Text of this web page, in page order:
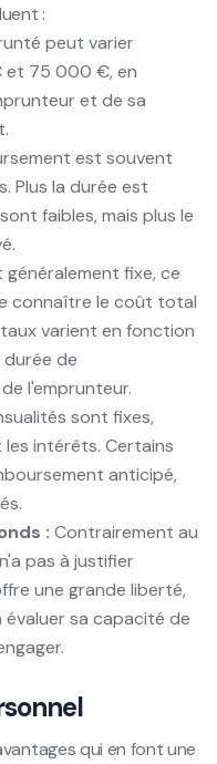
:
peut varier
et 75 000 €, en
et de sa
est souvent
Plus la durée est
faibles, mais plus le
généralement fixe, ce
connaître le coût total
varient en fonction
de
l'emprunteur.
sont fixes,
intérêts. Certains
anticipé,
: Contrairement au
pas à justifier
une grande liberté,
sa capacité de
qui en font une